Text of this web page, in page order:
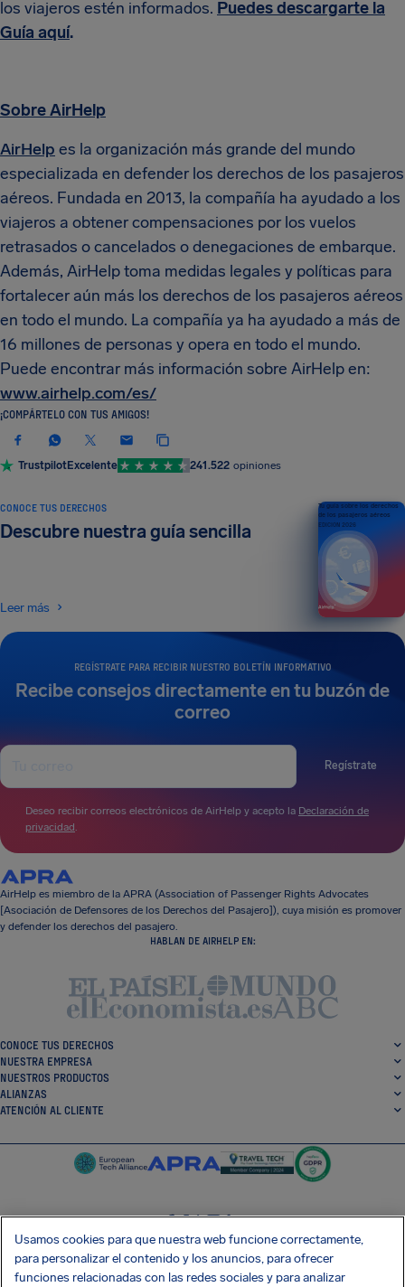
los viajeros estén informados. Puedes descargarte la
Guía aquí.
Sobre AirHelp
AirHelp es la organización más grande del mundo
especializada en defender los derechos de los pasajeros
aéreos. Fundada en 2013, la compañía ha ayudado a los
viajeros a obtener compensaciones por los vuelos
retrasados ​​o cancelados o denegaciones de embarque.
Además, AirHelp toma medidas legales y políticas para
fortalecer aún más los derechos de los pasajeros aéreos
en todo el mundo. La compañía ya ha ayudado a más de
16 millones de personas y opera en todo el mundo.
Puede encontrar más información sobre AirHelp en:
www.airhelp.com/es/
¡COMPÁRTELO CON TUS AMIGOS!
TrustpilotExcelente 241.522 opiniones
REGÍSTRATE PARA RECIBIR NUESTRO BOLETÍN INFORMATIVO
Recibe consejos directamente en tu buzón de
correo
Regístrate
Deseo recibir correos electrónicos de AirHelp y acepto la Declaración de
privacidad.
CONOCE TUS DERECHOS
Descubre nuestra guía sencilla
Leer más
Tu guía sobre los derechos
de los pasajeros aéreos
EDICIÓN 2026
AirHelp es miembro de la APRA (Association of Passenger Rights Advocates
[Asociación de Defensores de los Derechos del Pasajero]), cuya misión es promover
y defender los derechos del pasajero.
HABLAN DE AIRHELP EN:
CONOCE TUS DERECHOS
NUESTRA EMPRESA
NUESTROS PRODUCTOS
ALIANZAS
ATENCIÓN AL CLIENTE
SocialFacebook
SocialTwitter
SocialInstagram
SocialLinkedin
CONSIGUE NUESTRA APLICACIÓN GRATIS
Usamos cookies para que nuestra web funcione correctamente,
para personalizar el contenido y los anuncios, para ofrecer
funciones relacionadas con las redes sociales y para analizar